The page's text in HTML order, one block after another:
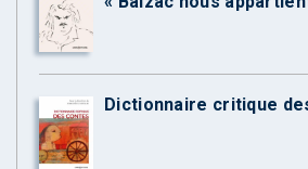
Dictionnaire critique